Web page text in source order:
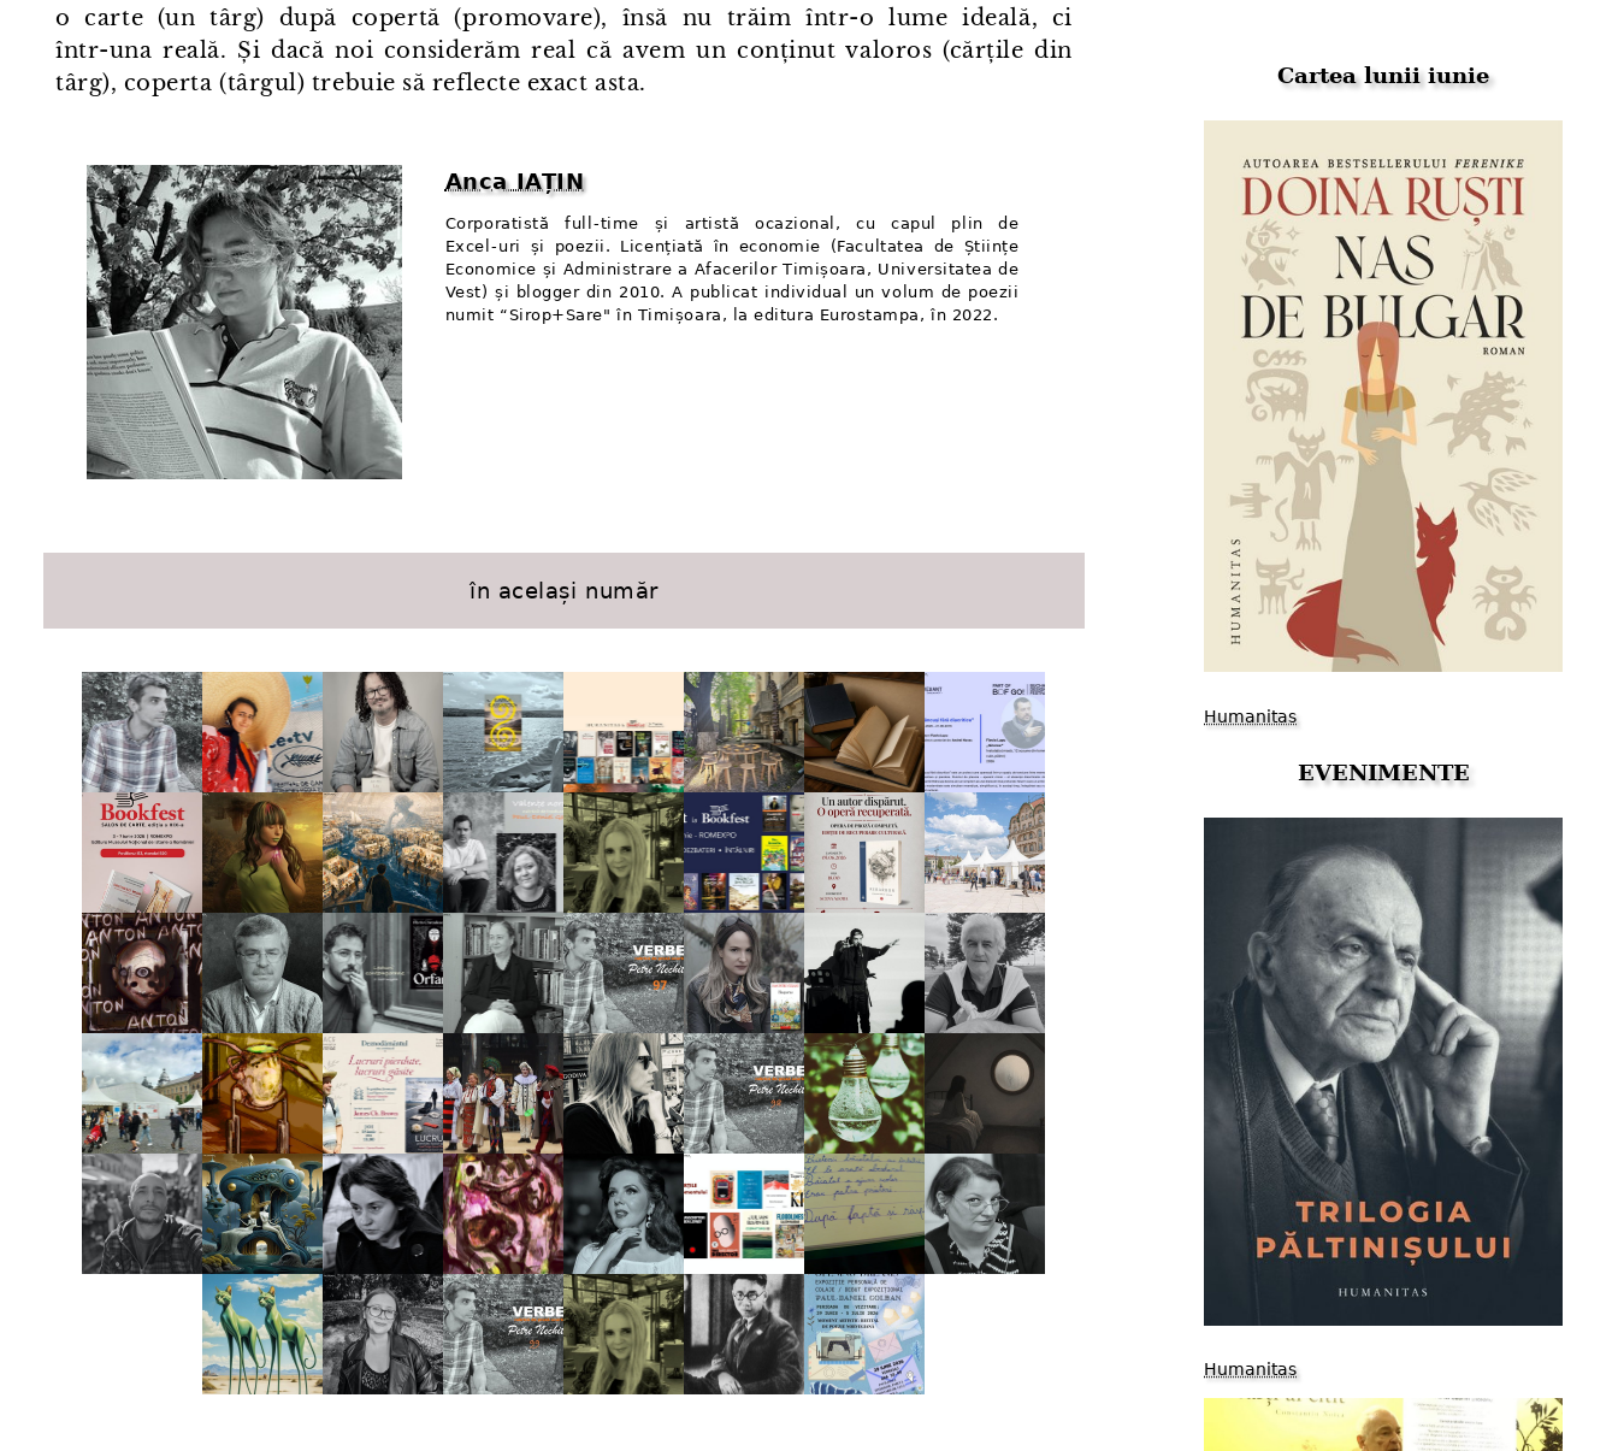
o carte (un târg) după copertă (promovare), însă nu trăim într⁠-⁠o lume ideală, ci
într⁠-⁠una reală. Și dacă noi considerăm real că avem un conținut valoros (cărțile din
târg), coperta (târgul) trebuie să reflecte exact asta.
Anca IAȚIN
Corporatistă full⁠-⁠time și artistă ocazional, cu capul plin de
Excel⁠-⁠uri și poezii. Licențiată în economie (Facultatea de Științe
Economice și Administrare a Afacerilor Timișoara, Universitatea de
Vest) și blogger din 2010. A publicat individual un volum de poezii
numit “Sirop+Sare" în Timișoara, la editura Eurostampa, în 2022.
în același număr
Cartea lunii iunie
Humanitas
EVENIMENTE
Humanitas